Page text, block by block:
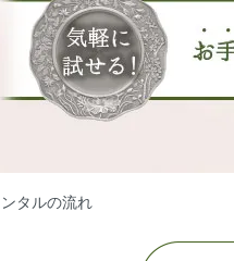
タルの流れ